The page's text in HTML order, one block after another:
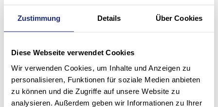
Zustimmung Details Über Cookies
Diese Webseite verwendet Cookies
Wir verwenden Cookies, um Inhalte und Anzeigen zu
personalisieren, Funktionen für soziale Medien anbieten
zu können und die Zugriffe auf unsere Website zu
analysieren. Außerdem geben wir Informationen zu Ihrer
Cookiebot
Cookies auf der
Benutzers bei allen
Statistiken (2)